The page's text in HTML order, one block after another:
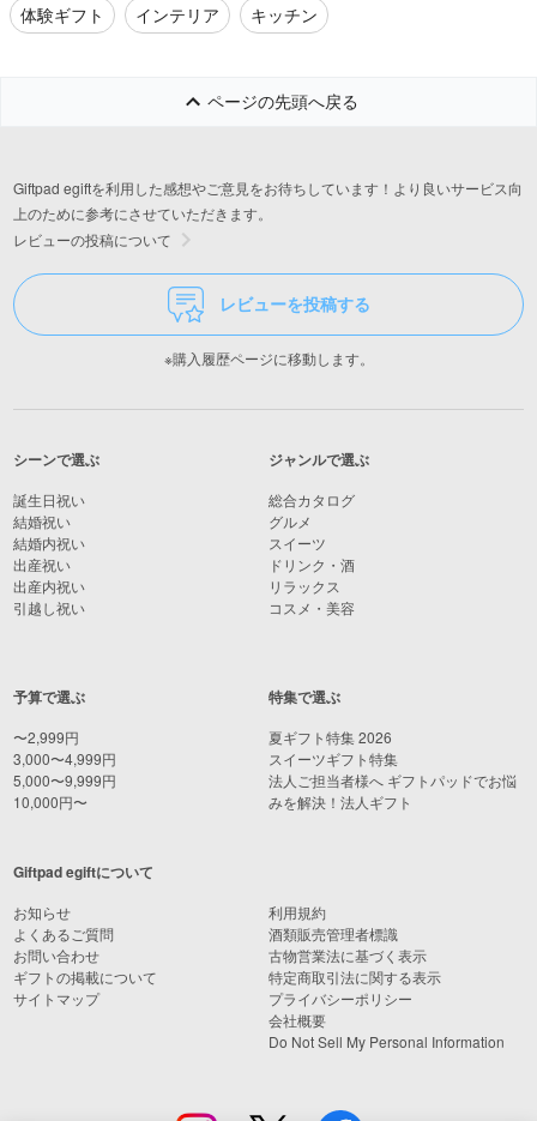
体験ギフト
インテリア キッチン
ページの先頭へ戻る
Giftpad egiftを利用した感想やご意見をお待ちしています！より良いサービス向
上のために参考にさせていただきます。
レビューの投稿について
レビューを投稿する
※購入履歴ページに移動します。
シーンで選ぶ
誕生日祝い
結婚祝い
結婚内祝い
出産祝い
出産内祝い
引越し祝い
予算で選ぶ
〜2,999円
3,000〜4,999円
5,000〜9,999円
10,000円〜
ジャンルで選ぶ
総合カタログ
グルメ
スイーツ
ドリンク・酒
リラックス
コスメ・美容
特集で選ぶ
夏ギフト特集 2026
スイーツギフト特集
法人ご担当者様へ ギフトパッドでお悩
みを解決！法人ギフト
Giftpad egiftについて
お知らせ
よくあるご質問
お問い合わせ
ギフトの掲載について
サイトマップ
利用規約
酒類販売管理者標識
古物営業法に基づく表示
特定商取引法に関する表示
プライバシーポリシー
会社概要
Do Not Sell My Personal Information